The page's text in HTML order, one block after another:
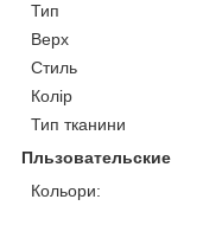
Тип
Верх
Стиль
Колір
Тип тканини
Пльзовательские
Кольори: